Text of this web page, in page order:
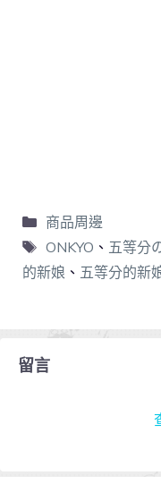
商品周邊
ONKYO 、 五等分
的新娘 、 五等分的新
留言